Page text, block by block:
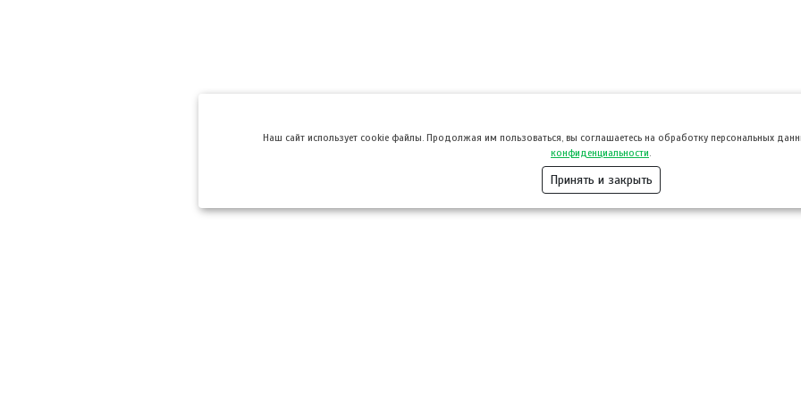
Hаш сайт использует cookie файлы. Продолжая им пользоваться, вы соглашаетесь на обработку персональных
конфиденциальности
Принять и закрыть